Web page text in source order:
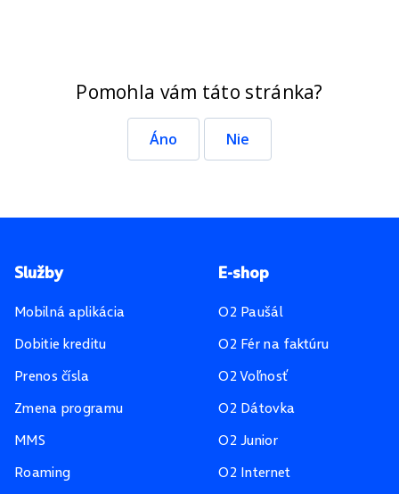
Pomohla vám táto stránka?
Áno Nie
Pätička stránky
Služby
Mobilná aplikácia
Dobitie kreditu
Prenos čísla
Zmena programu
MMS
Roaming
E-shop
O2 Paušál
O2 Fér na faktúru
O2 Voľnosť
O2 Dátovka
O2 Junior
O2 Internet